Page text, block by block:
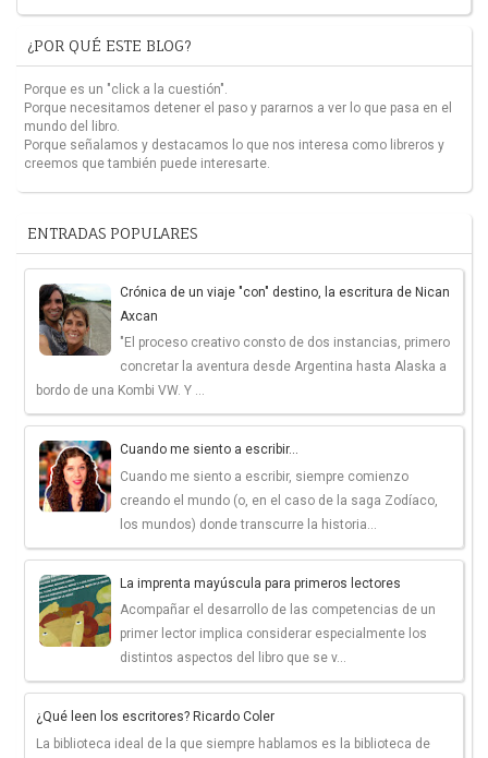
¿POR QUÉ ESTE BLOG?
Porque es un "click a la cuestión".
Porque necesitamos detener el paso y pararnos a ver lo que pasa en el
mundo del libro.
Porque señalamos y destacamos lo que nos interesa como libreros y
creemos que también puede interesarte.
ENTRADAS POPULARES
Crónica de un viaje "con" destino, la escritura de Nican
Axcan
"El proceso creativo consto de dos instancias, primero
concretar la aventura desde Argentina hasta Alaska a
bordo de una Kombi VW. Y ...
Cuando me siento a escribir...
Cuando me siento a escribir, siempre comienzo
creando el mundo (o, en el caso de la saga Zodíaco,
los mundos) donde transcurre la historia...
La imprenta mayúscula para primeros lectores
Acompañar el desarrollo de las competencias de un
primer lector implica considerar especialmente los
distintos aspectos del libro que se v...
¿Qué leen los escritores? Ricardo Coler
La biblioteca ideal de la que siempre hablamos es la biblioteca de